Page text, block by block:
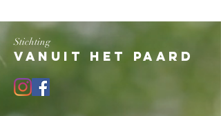
Stichting
Vanuit het paard